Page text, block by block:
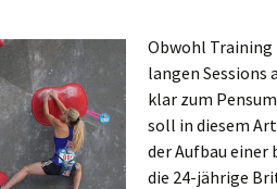
Obwohl Training
langen Sessions
klar zum
soll in diesem
der Aufbau einer
die 24-jährige